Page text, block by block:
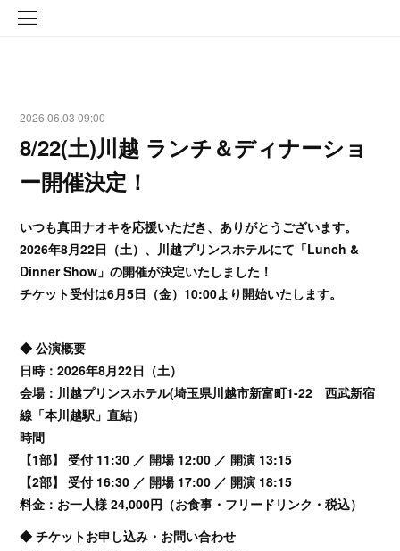
2026.06.03 09:00
8/22(土)川越 ランチ＆ディナーショ
ー開催決定！
いつも真田ナオキを応援いただき、ありがとうございます。
2026年8月22日（土）、川越プリンスホテルにて「Lunch &
Dinner Show」の開催が決定いたしました！
チケット受付は6月5日（金）10:00より開始いたします。
◆ 公演概要
日時：2026年8月22日（土）
会場：川越プリンスホテル(埼玉県川越市新富町1-22 西武新宿
線「本川越駅」直結）
時間
【1部】 受付 11:30 ／ 開場 12:00 ／ 開演 13:15
【2部】 受付 16:30 ／ 開場 17:00 ／ 開演 18:15
料金：お一人様 24,000円（お食事・フリードリンク・税込）
◆ チケットお申し込み・お問い合わせ